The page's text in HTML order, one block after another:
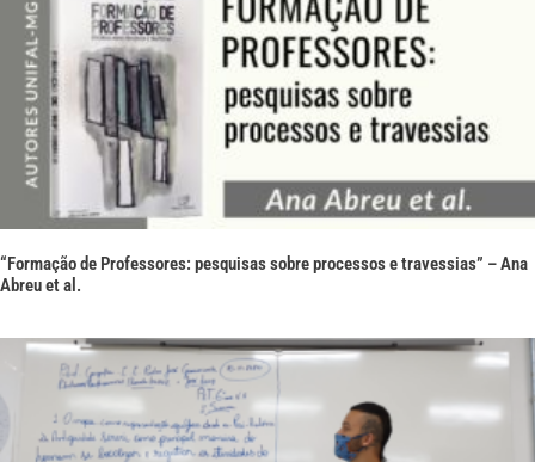
“Formação de Professores: pesquisas sobre processos e travessias” – Ana
Abreu et al.